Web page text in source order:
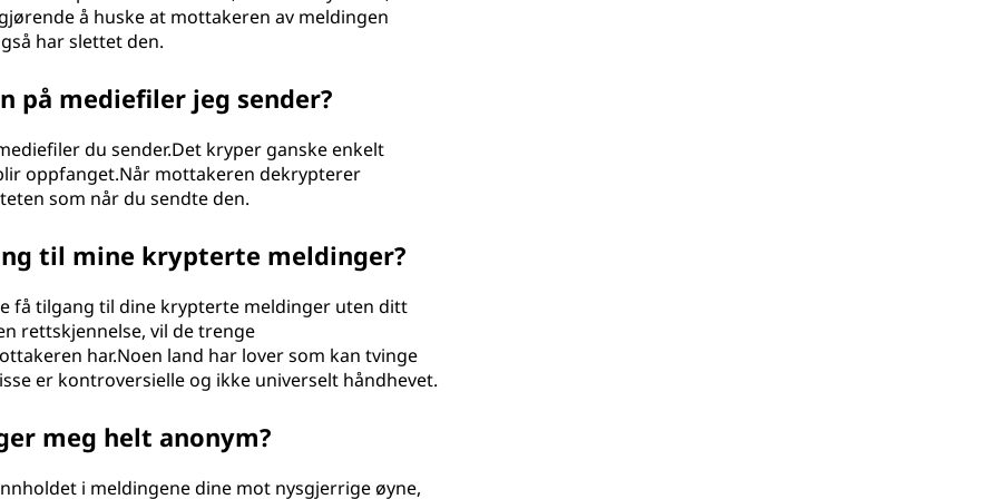
å huske at mottakeren av meldingen
har slettet den.
mediefiler jeg sender?
du sender.Det kryper ganske enkelt
oppfanget.Når mottakeren dekrypterer
som når du sendte den.
til mine krypterte meldinger?
få tilgang til dine krypterte meldinger uten ditt
rettskjennelse, vil de trenge
har.Noen land har lover som kan tvinge
er kontroversielle og ikke universelt håndhevet.
meg helt anonym?
i meldingene dine mot nysgjerrige øyne,